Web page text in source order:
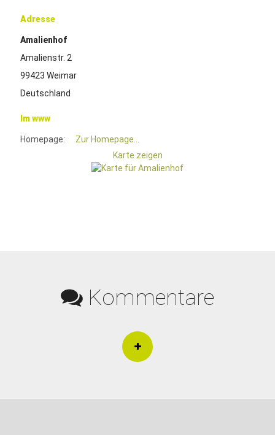
Adresse
Amalienhof
Amalienstr. 2
99423 Weimar
Deutschland
Im www
Homepage:
Zur Homepage...
Karte zeigen
Kommentare